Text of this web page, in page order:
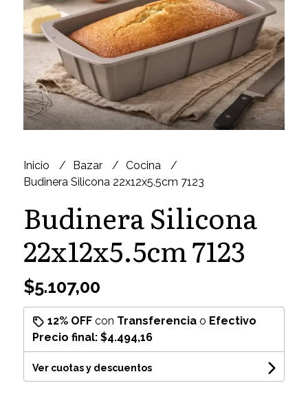
Inicio Bazar
Cocina
Budinera Silicona 22x12x5.5cm 7123
Budinera Silicona
22x12x5.5cm 7123
$5.107,00
12% OFFcon Transferenciao Efectivo
Precio final: $4.494,16
Ver cuotas y descuentos